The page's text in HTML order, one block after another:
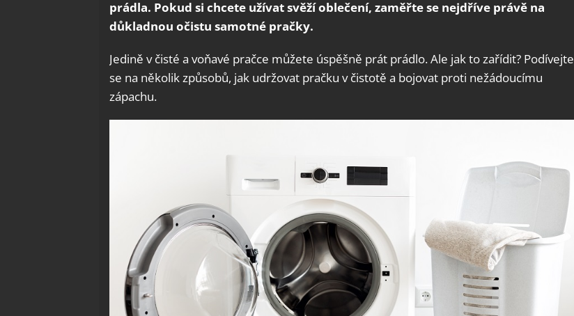
prádla. Pokud si chcete užívat svěží oblečení, zaměřte se nejdříve právě na
důkladnou očistu samotné pračky.
Jedině v čisté a voňavé pračce můžete úspěšně prát prádlo. Ale jak to zařídit? Podívejte
se na několik způsobů, jak udržovat pračku v čistotě a bojovat proti nežádoucímu
zápachu.